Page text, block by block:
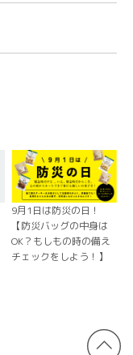
9月1日は防災の日！
【防災バッグの中身は
OK？もしもの時の備え
チェックをしよう！】